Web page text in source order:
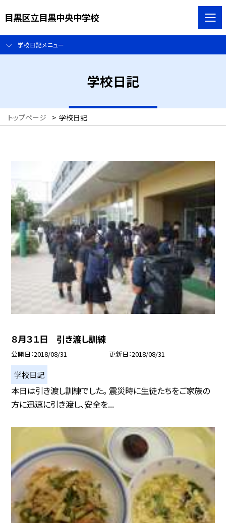
目黒区立目黒中央中学校
学校日記メニュー
学校日記
トップページ > 学校日記
８月３１日 引き渡し訓練
公開日 2018/08/31 更新日 2018/08/31
学校日記
本日は引き渡し訓練でした。 震災時に生徒たちをご家族の
方に迅速に引き渡し、安全を...